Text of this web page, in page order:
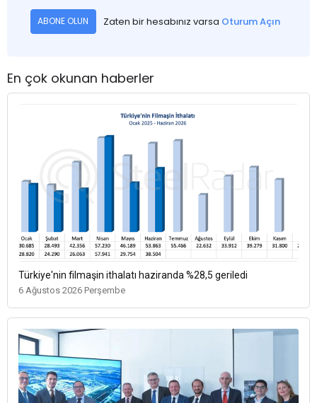
ABONE OLUN Zaten bir hesabınız varsa Oturum Açın
En çok okunan haberler
Türkiye'nin filmaşin ithalatı haziranda %28,5 geriledi
6 Ağustos 2026 Perşembe